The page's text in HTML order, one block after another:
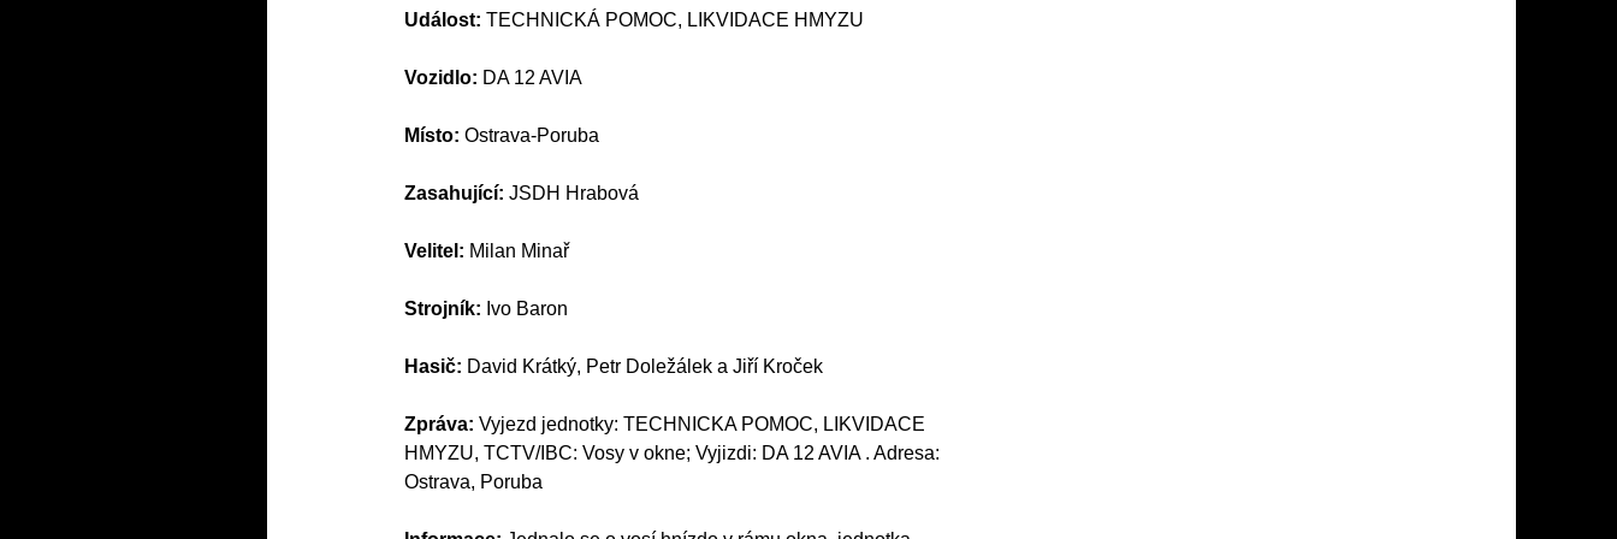
Událost: TECHNICKÁ POMOC, LIKVIDACE HMYZU
Vozidlo: DA 12 AVIA
Místo: Ostrava-Poruba
Zasahující: JSDH Hrabová
Velitel: Milan Minař
Strojník: Ivo Baron
Hasič: David Krátký, Petr Doležálek a Jiří Kroček
Zpráva: Vyjezd jednotky: TECHNICKA POMOC, LIKVIDACE
HMYZU, TCTV/IBC: Vosy v okne; Vyjizdi: DA 12 AVIA . Adresa:
Ostrava, Poruba